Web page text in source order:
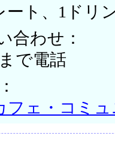
ート、1ドリ
合わせ：
で電話
フェ・コミ